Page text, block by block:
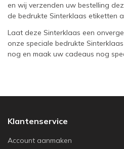
en wij verzenden uw bestelling
de bedrukte Sinterklaas etiketten
Laat deze Sinterklaas een
onze speciale bedrukte
nog en maak uw cadeaus nog
Klantenservice
Account aanmaken